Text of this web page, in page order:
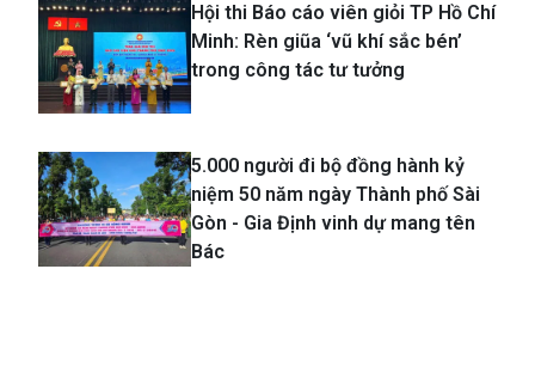
Hội thi Báo cáo viên giỏi TP Hồ Chí
Minh: Rèn giũa ‘vũ khí sắc bén’
trong công tác tư tưởng
5.000 người đi bộ đồng hành kỷ
niệm 50 năm ngày Thành phố Sài
Gòn - Gia Định vinh dự mang tên
Bác